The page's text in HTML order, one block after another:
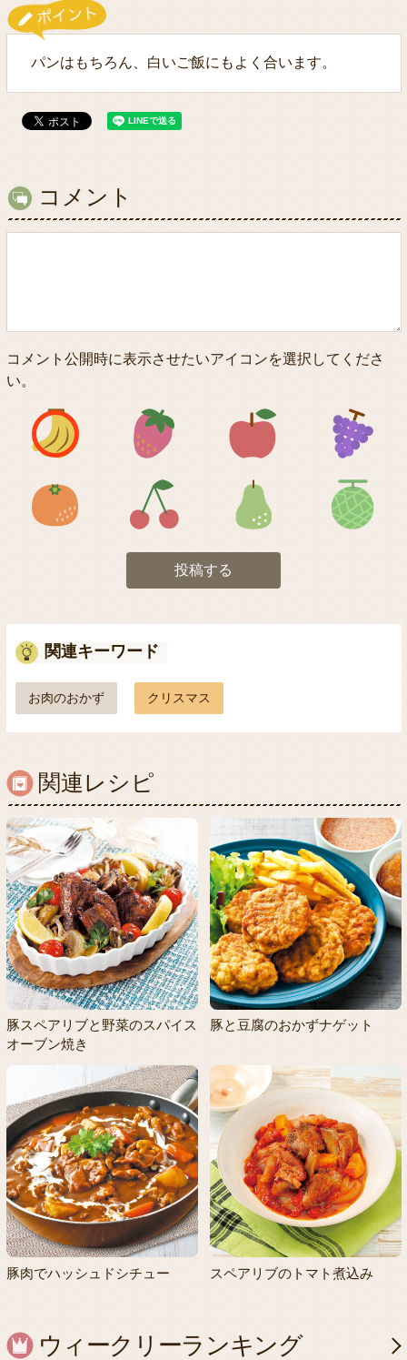
パンはもちろん、白いご飯にもよく合います。
コメント
コメント公開時に表示させたいアイコンを選択してくださ
い。
アイコン1 アイコン2 アイコン3
アイコン5 アイコン6 アイコン7
投稿する
関連キーワード
お肉のおかず クリスマス
関連レシピ
豚スペアリブと野菜のスパイス
オーブン焼き
豚と豆腐のおかずナゲット
豚肉でハッシュドシチュー スペアリブのトマト煮込み
ウィークリーランキング